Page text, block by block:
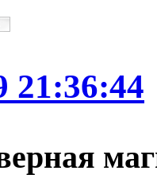
21:36:44